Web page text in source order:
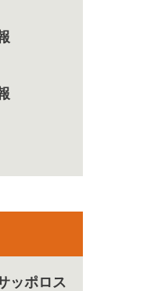
ッポロス